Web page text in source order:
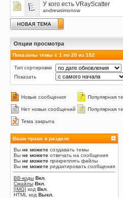
У кого есть VRayScatter
andrewsimonow
Опции просмотра
Показаны темы с 1 по 20 из 152
Тип сортировки
Показать
Новые сообщения Популярная
Нет новых сообщений Популярная
Тема закрыта
Ваши права в разделе
Вы не можете создавать темы
Вы не можете отвечать на сообщения
Вы не можете прикреплять файлы
Вы не можете редактировать сообщения
BB-коды Вкл.
Смайлы Вкл.
[IMG] код Вкл.
HTML код Выкл.